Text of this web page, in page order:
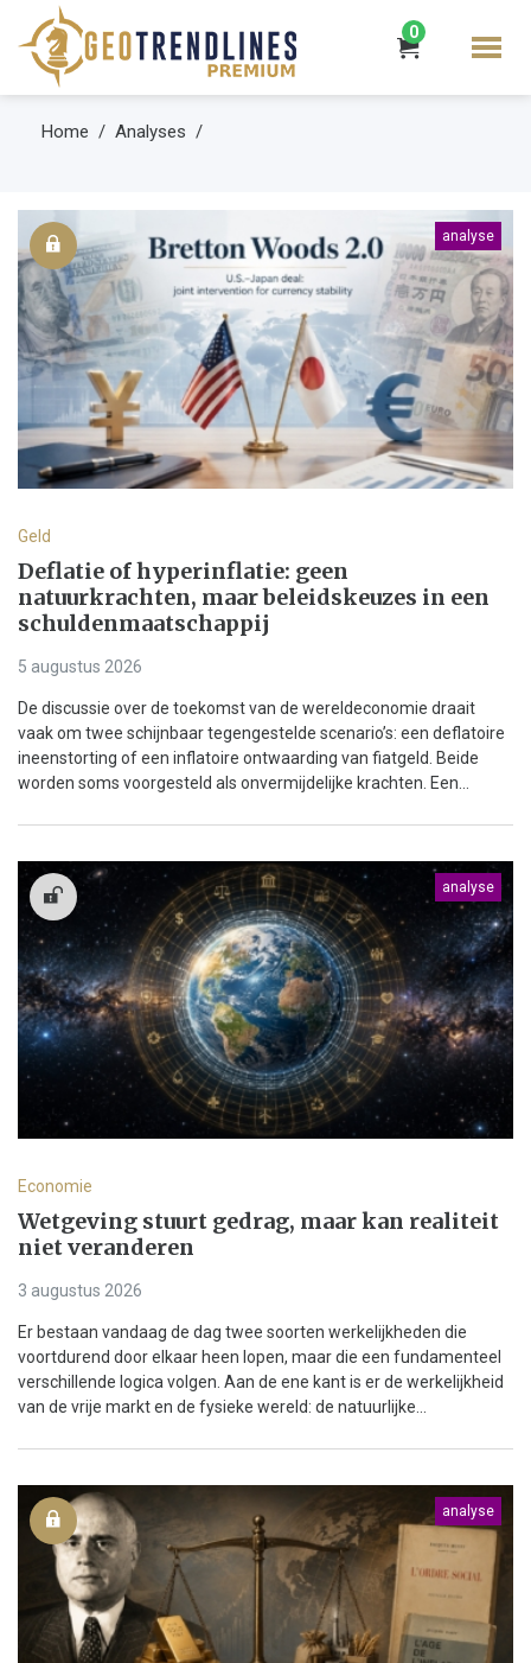
0
Home Analyses
analyse
Geld
Deflatie of hyperinflatie: geen
natuurkrachten, maar beleidskeuzes in een
schuldenmaatschappij
5 augustus 2026
De discussie over de toekomst van de wereldeconomie draait
vaak om twee schijnbaar tegengestelde scenario’s: een deflatoire
ineenstorting of een inflatoire ontwaarding van fiatgeld. Beide
worden soms voorgesteld als onvermijdelijke krachten. Een...
analyse
Economie
Wetgeving stuurt gedrag, maar kan realiteit
niet veranderen
3 augustus 2026
Er bestaan vandaag de dag twee soorten werkelijkheden die
voortdurend door elkaar heen lopen, maar die een fundamenteel
verschillende logica volgen. Aan de ene kant is er de werkelijkheid
van de vrije markt en de fysieke wereld: de natuurlijke...
analyse